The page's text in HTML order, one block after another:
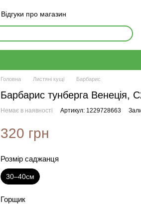
Відгуки про магазин
Головна Листяні кущі Барбарис
Барбарис тунберга Венеція,
Немає в наявності Артикул: 1229728663
320 грн
Розмір саджанця
30–40см
Горщик